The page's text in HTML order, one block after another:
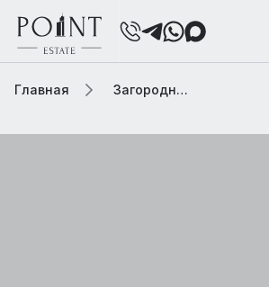
Главная Загородная элитная недвижимость